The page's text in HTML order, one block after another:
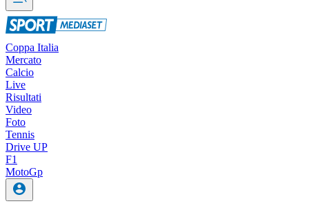
Coppa Italia
Mercato
Calcio
Live
Risultati
Video
Foto
Tennis
Drive UP
F1
MotoGp